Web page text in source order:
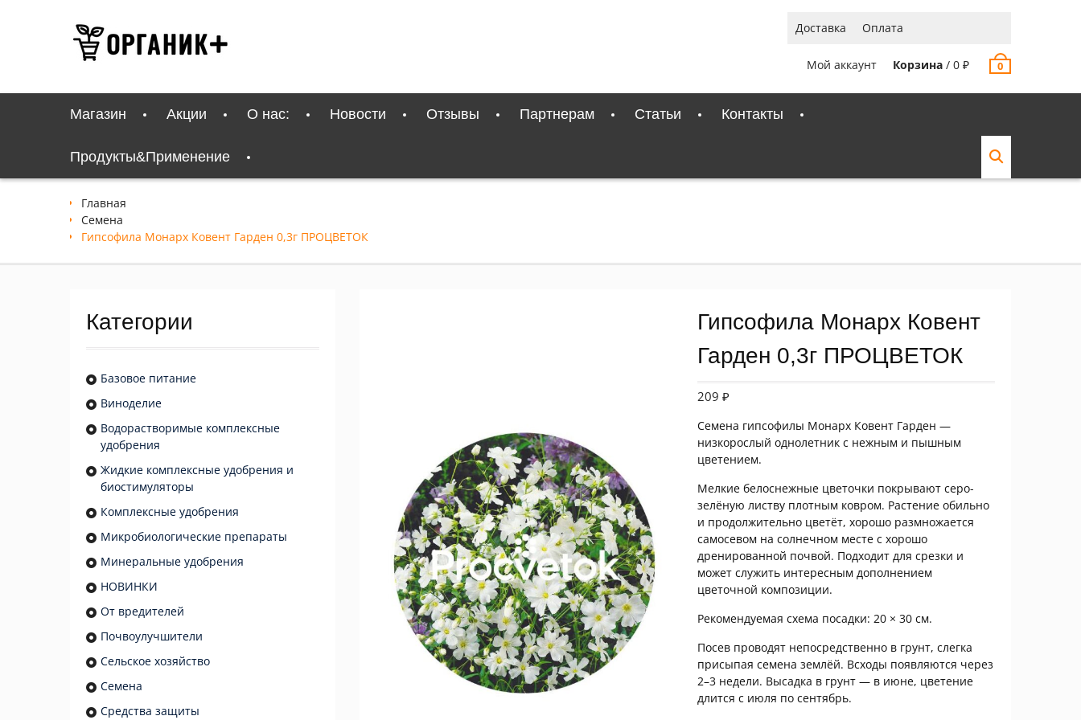
содержимому
Доставка Оплата
Мой аккаунт Корзина / 0 ₽ 0
Магазин Акции О нас: Новости Отзывы Партнерам Статьи Контакты
Продукты&Применение
Главная
Семена
Гипсофила Монарх Ковент Гарден 0,3г ПРОЦВЕТОК
Гипсофила Монарх Ковент
Гарден 0,3г ПРОЦВЕТОК
209₽
Семена гипсофилы Монарх Ковент Гарден —
низкорослый однолетник с нежным и пышным
цветением.
Мелкие белоснежные цветочки покрывают серо-
зелёную листву плотным ковром. Растение обильно
и продолжительно цветёт, хорошо размножается
самосевом на солнечном месте с хорошо
дренированной почвой. Подходит для срезки и
может служить интересным дополнением
цветочной композиции.
Рекомендуемая схема посадки: 20 × 30 см.
Посев проводят непосредственно в грунт, слегка
присыпая семена землёй. Всходы появляются через
2–3 недели. Высадка в грунт — в июне, цветение
длится с июля по сентябрь.
Категории
Базовое питание
Виноделие
Водорастворимые комплексные
удобрения
Жидкие комплексные удобрения и
биостимуляторы
Комплексные удобрения
Микробиологические препараты
Минеральные удобрения
НОВИНКИ
От вредителей
Почвоулучшители
Сельское хозяйство
Семена
Средства защиты